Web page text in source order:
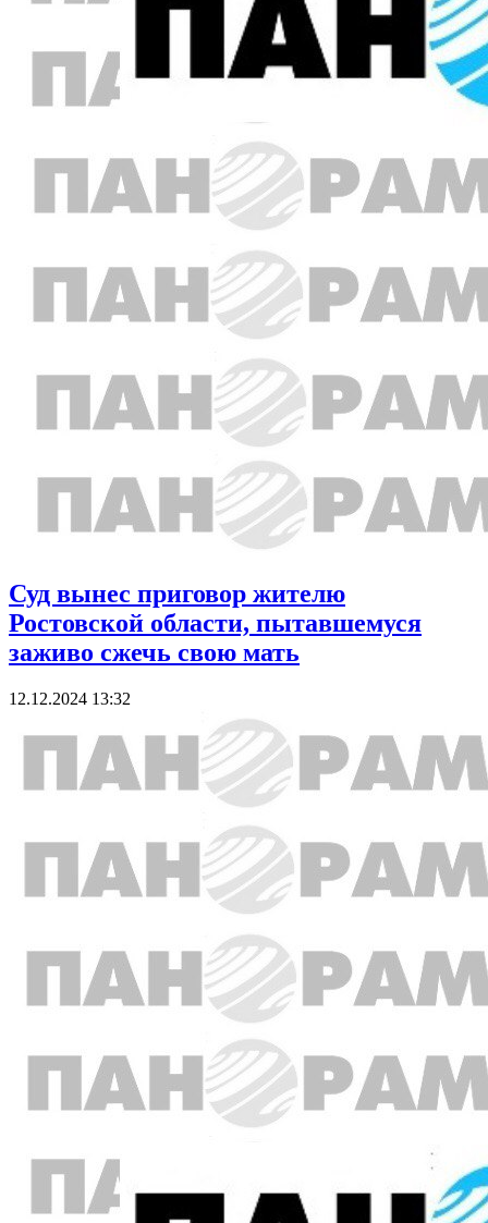
Суд вынес приговор жителю
Ростовской области, пытавшемуся
заживо сжечь свою мать
12.12.2024 13:32